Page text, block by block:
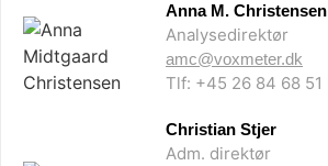
Anna M. Christensen
Analysedirektør
amc@voxmeter.dk
Tlf: +45 26 84 68 51
Christian Stjer
Adm. direktør